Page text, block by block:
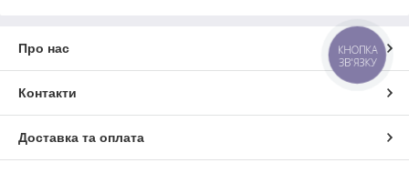
Про нас
Контакти
Доставка та оплата
КНОПКА
ЗВ'ЯЗКУ